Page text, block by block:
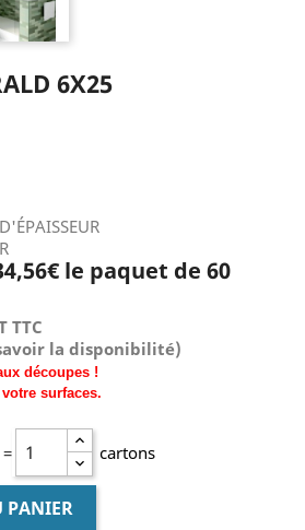
6X25
le paquet de 60
TTC
la disponibilité)
découpes !
votre surfaces.
= cartons
PANIER